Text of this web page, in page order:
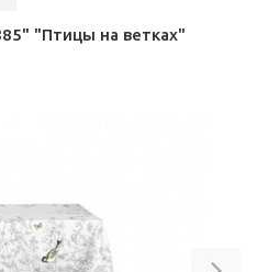
"Птицы на ветках"